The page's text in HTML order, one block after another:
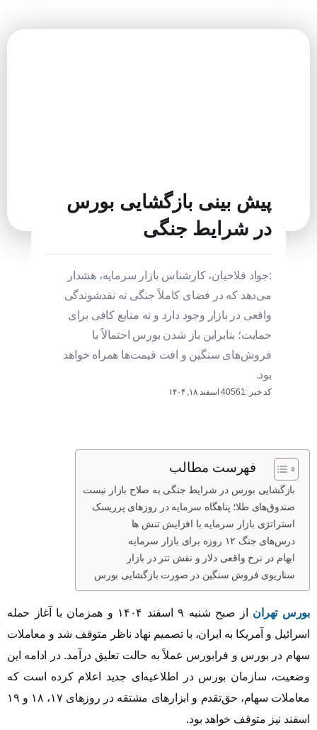
پیش بینی بازگشایی بورس
در شرایط جنگی
:جواد فلاحیان، کارشناس بازار سرمایه، هشدار
می‌دهد که در فضای کاملاً جنگی نه نقدشوندگی
واقعی در بازار وجود دارد و نه منابع کافی برای
حمایت؛ بنابراین باز شدن بورس احتمالاً با
فروش‌های سنگین و افت قیمت‌ها همراه خواهد
بود.
کد خبر :40561 اسفند ۱۸, ۱۴۰۴
فهرست مطالب
بازگشایی بورس در شرایط جنگی به صلاح بازار نیست
صندوق‌های طلا؛ پناهگاه سرمایه در روزهای پرریسک
استراتژی بازار‌‌ سرمایه با افزایش تنش ها
درس‌های جنگ ۱۲ روزه برای بازار سرمایه
ابهام در نرخ واقعی دلار و نقش تتر در بازار
سناریوی فروش سنگین در صورت بازگشایی بورس
بورس تهران
از صبح شنبه ۹ اسفند ۱۴۰۴ و همزمان با آغاز حمله
اسرائیل و آمریکا به ایران، با تصمیم نهاد ناظر متوقف شد و معاملات
سهام در بورس و فرابورس عملاً به حالت تعلیق درآمد. در ادامه این
وضعیت، سازمان بورس در اطلاعیه‌ای جدید اعلام کرده است که
معاملات سهام، حق‌تقدم و ابزارهای مشتقه در روزهای ۱۷، ۱۸ و ۱۹
اسفند نیز متوقف خواهد بود.